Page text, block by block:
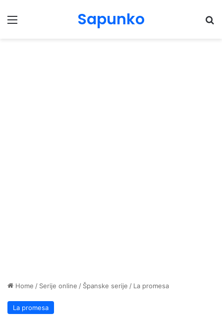
Menu Sapunko
Home / Serije online / Španske serije / La promesa
La promesa